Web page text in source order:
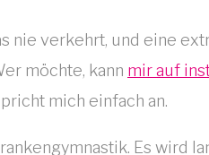
nie verkehrt, und eine
möchte, kann mir auf
mich einfach an.
Es wird